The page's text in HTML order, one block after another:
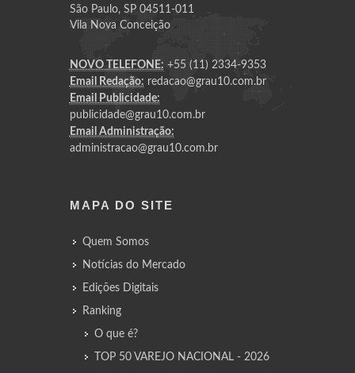
São Paulo, SP 04511-011
Vila Nova Conceição
NOVO TELEFONE: +55 (11) 2334-9353
Email Redação: redacao@grau10.com.br
Email Publicidade:
publicidade@grau10.com.br
Email Administração:
administracao@grau10.com.br
MAPA DO SITE
Quem Somos
Notícias do Mercado
Edições Digitais
Ranking
O que é?
TOP 50 VAREJO NACIONAL - 2026